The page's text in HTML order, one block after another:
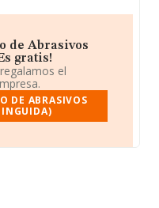
de Abrasivos
gratis!
el
DE ABRASIVOS